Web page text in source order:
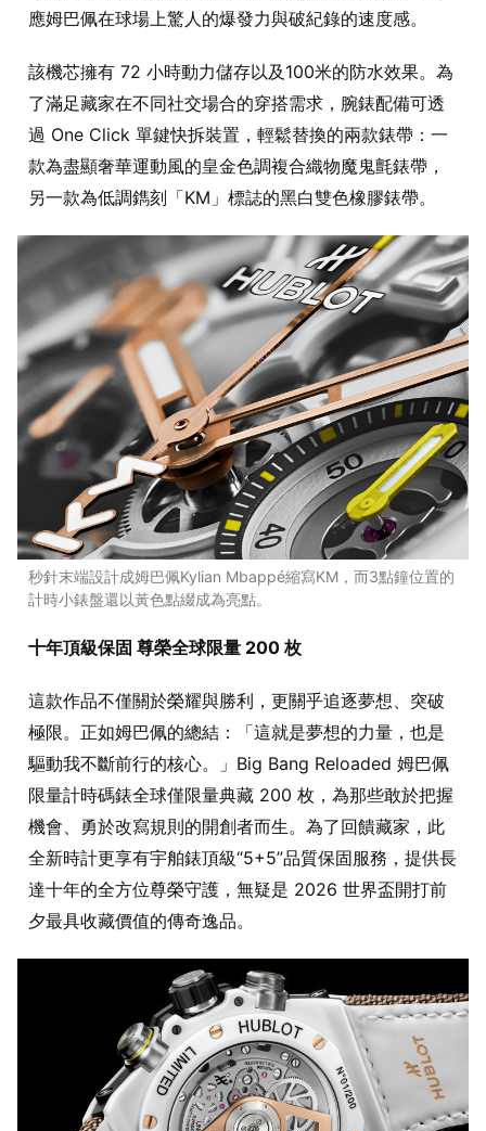
應姆巴佩在球場上驚人的爆發力與破紀錄的速度感。
該機芯擁有 72 小時動力儲存以及100米的防水效果。為
了滿足藏家在不同社交場合的穿搭需求，腕錶配備可透
過 One Click 單鍵快拆裝置，輕鬆替換的兩款錶帶：一
款為盡顯奢華運動風的皇金色調複合織物魔鬼氈錶帶，
另一款為低調鐫刻「KM」標誌的黑白雙色橡膠錶帶。
秒針末端設計成姆巴佩Kylian Mbappé縮寫KM，而3點鐘位置的
計時小錶盤還以黃色點綴成為亮點。
十年頂級保固 尊榮全球限量 200 枚
這款作品不僅關於榮耀與勝利，更關乎追逐夢想、突破
極限。正如姆巴佩的總結：「這就是夢想的力量，也是
驅動我不斷前行的核心。」Big Bang Reloaded 姆巴佩
限量計時碼錶全球僅限量典藏 200 枚，為那些敢於把握
機會、勇於改寫規則的開創者而生。為了回饋藏家，此
全新時計更享有宇舶錶頂級“5+5”品質保固服務，提供長
達十年的全方位尊榮守護，無疑是 2026 世界盃開打前
夕最具收藏價值的傳奇逸品。